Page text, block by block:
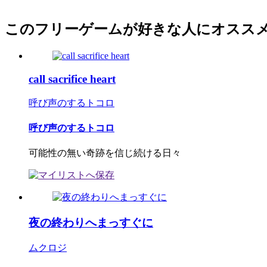
このフリーゲームが好きな人にオスス
call sacrifice heart
呼び声のするトコロ
呼び声のするトコロ
可能性の無い奇跡を信じ続ける日々
夜の終わりへまっすぐに
ムクロジ